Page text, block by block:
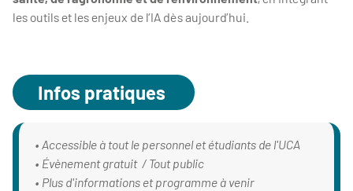
les outils et les enjeux de l’IA dès aujourd’hui.
Infos pratiques
• Accessible à tout le personnel et étudiants de l'UCA
• Évènement gratuit / Tout public
• Plus d'informations et programme à venir